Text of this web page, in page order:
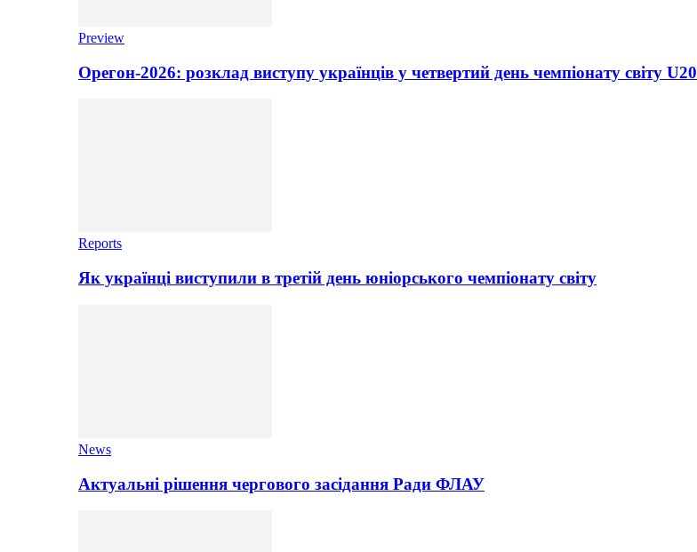
Preview
Орегон-2026: розклад виступу українців у четвертий день чемпіонату світу U20
Reports
Як українці виступили в третій день юніорського чемпіонату світу
News
Актуальні рішення чергового засідання Ради ФЛАУ